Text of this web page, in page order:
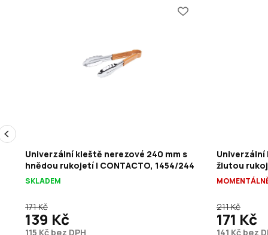
Univerzální kleště nerezové 240 mm s
hnědou rukojetí | CONTACTO, 1454/244
SKLADEM
115 Kč bez DPH
171 Kč
139 Kč
Univerzální
žlutou
141 Kč bez
211 Kč
171 Kč